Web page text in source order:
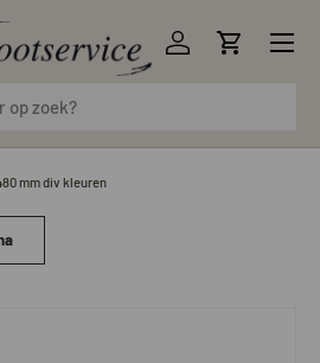
Inloggen
Menu
mm div kleuren